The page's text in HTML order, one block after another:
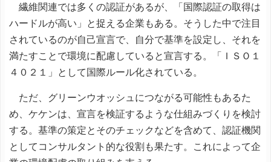
繊維関連では多くの認証があるが、「国際認証の取得は
ハードルが高い」と捉える企業もある。そうした中で注目
されているのが自己宣言で、自分で基準を設定し、それを
満たすことで環境に配慮していると宣言する。「ＩＳＯ１
４０２１」として国際ルール化されている。
ただ、グリーンウオッシュにつながる可能性もあるた
め、ケケンは、宣言を検証するような仕組みづくりを検討
する。基準の策定とそのチェックなどを含めて、認証機関
としてコンサルタント的な役割も果たす。これによって企